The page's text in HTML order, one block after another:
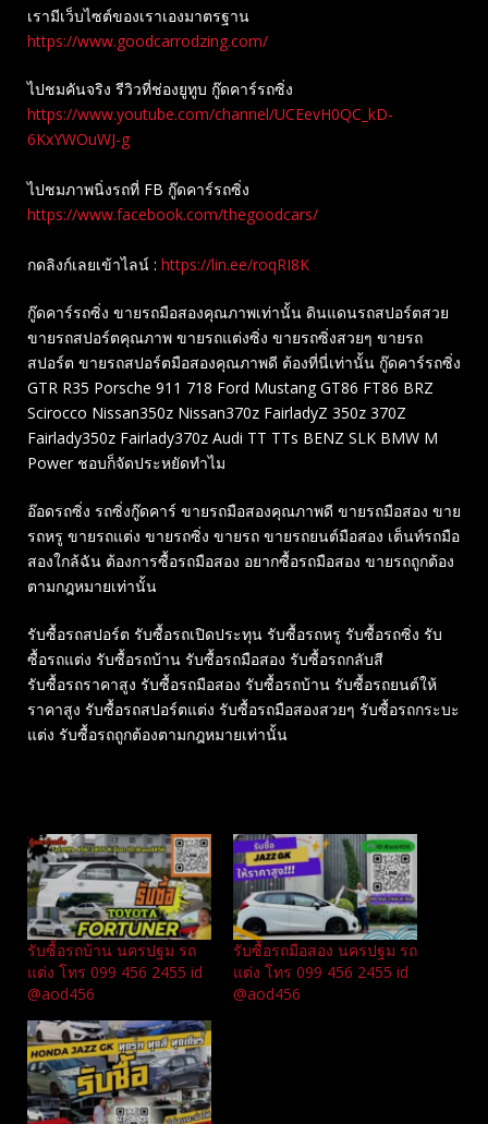
เรามีเว็บไซต์ของเราเองมาตรฐาน
https://www.goodcarrodzing.com/
ไปชมคันจริง รีวิวที่ช่องยู​ทูบ​ กู๊ดคาร์รถซิ่ง
https://www.youtube.com/channel/UCEevH0QC_kD-
6KxYWOuWJ-g
ไปชมภาพนิ่งรถที่ FB กู๊ดคาร์รถซิ่ง
https://www.facebook.com/thegoodcars/
กดลิงก์เลยเข้าไลน์ : https://lin.ee/roqRI8K
กู๊ดคาร์รถซิ่ง ขายรถมือสองคุณภาพเท่านั้น ดินแดนรถสปอร์ตสวย
ขายรถสปอร์ตคุณภาพ ขายรถแต่งซิ่ง ขายรถซิ่งสวยๆ ขายรถ
สปอร์ต ขายรถสปอร์ตมือสองคุณภาพดี ต้องที่นี่เท่านั้น กู๊ดคาร์รถซิ่ง
GTR R35 Porsche 911 718 Ford Mustang GT86 FT86 BRZ
Scirocco Nissan350z Nissan370z FairladyZ 350z 370Z
Fairlady350z Fairlady370z Audi TT TTs BENZ SLK BMW M
Power ชอบก็จัดประหยัดทำไม
อ๊อดรถซิ่ง รถซิ่งกู๊ดคาร์ ขายรถมือสองคุณภาพดี ขายรถมือสอง ขาย
รถหรู ขายรถแต่ง ขายรถซิ่ง ขายรถ ขายรถยนต์มือสอง เต็นท์รถมือ
สองใกล้ฉัน ต้องการซื้อรถมือสอง อยากซื้อรถมือสอง ขายรถถูกต้อง
ตามกฎหมายเท่านั้น
รับซื้อรถสปอร์ต รับซื้อรถเปิดประทุน รับซื้อรถหรู รับซื้อรถซิ่ง รับ
ซื้อรถแต่ง รับซื้อรถบ้าน รับซื้อรถมือสอง รับซื้อรถกลับสี
รับซื้อรถราคาสูง รับซื้อรถมือสอง รับซื้อรถบ้าน รับซื้อรถยนต์ให้
ราคาสูง รับซื้อรถสปอร์ตแต่ง รับซื้อรถมือสองสวยๆ รับซื้อรถกระบะ
แต่ง รับซื้อรถถูกต้องตามกฎหมายเท่านั้น
รับซื้อรถบ้าน นครปฐม รถ
แต่ง โทร 099 456 2455 id
@aod456
รับซื้อรถมือสอง นครปฐม รถ
แต่ง โทร 099 456 2455 id
@aod456